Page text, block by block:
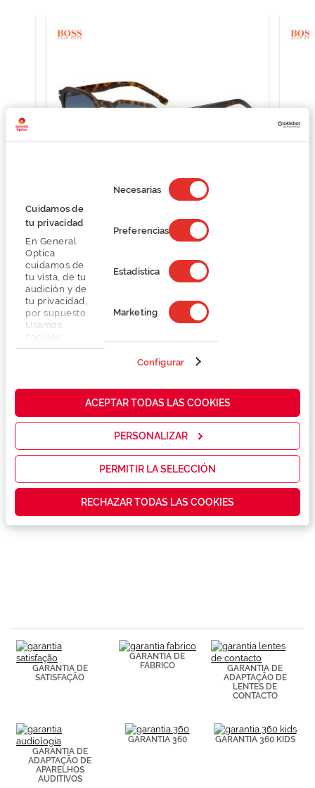
Cuidamos de
tu privacidad
En General
Optica
cuidamos de
tu vista, de tu
audición y de
tu privacidad,
por supuesto.
Usamos
propias y de
cómo mejorar
servicios y
las
que realmente
contenidos
personalizados
Puedes
consultar más
información en
nuestra
de
consentimiento
Necesarias
Preferencias
Estadística
Marketing
Configurar
ACEPTAR TODAS LAS COOKIES
PERSONALIZAR
PERMITIR LA SELECCIÓN
RECHAZAR TODAS LAS COOKIES
Boss BOSS 1627/S
153,75 €
Conselhos
Serviços exclusivos
GARANTIA DE
SATISFAÇÃO
GARANTIA DE
FABRICO
GARANTIA DE
ADAPTAÇÃO DE
LENTES DE
CONTACTO
GARANTIA DE
ADAPTAÇÃO DE
APARELHOS
AUDITIVOS
GARANTIA 360 GARANTIA 360 KIDS